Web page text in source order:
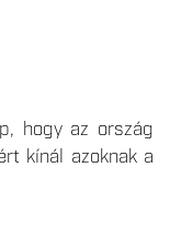
hogy az ország
kínál azoknak a